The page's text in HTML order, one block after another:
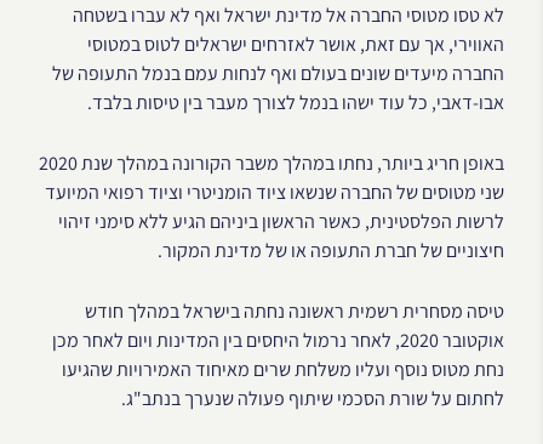
לא טסו מטוסי החברה אל מדינת ישראל ואף לא עברו בשטחה
האווירי, אך עם זאת, אושר לאזרחים ישראלים לטוס במטוסי
החברה מיעדים שונים בעולם ואף לנחות עמם בנמל התעופה של
אבו-דאבי, כל עוד ישהו בנמל לצורך מעבר בין טיסות בלבד.
באופן חריג ביותר, נחתו במהלך משבר הקורונה במהלך שנת 2020
שני מטוסים של החברה שנשאו ציוד הומניטרי וציוד רפואי המיועד
לרשות הפלסטינית, כאשר הראשון ביניהם הגיע ללא סימני זיהוי
חיצוניים של חברת התעופה או של מדינת המקור.
טיסה מסחרית רשמית ראשונה נחתה בישראל במהלך חודש
אוקטובר 2020, לאחר נרמול היחסים בין המדינות ויום לאחר מכן
נחת מטוס נוסף ועליו משלחת שרים מאיחוד האמירויות שהגיעו
לחתום על שורת הסכמי שיתוף פעולה שנערך בנתב"ג.